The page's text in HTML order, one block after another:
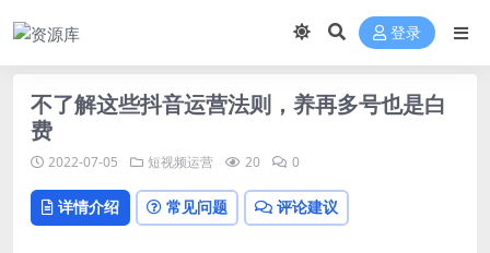
登录
不了解这些抖音运营法则，养再多号也是白
费
2022-07-05 短视频运营 20 0
详情介绍 常见问题 评论建议